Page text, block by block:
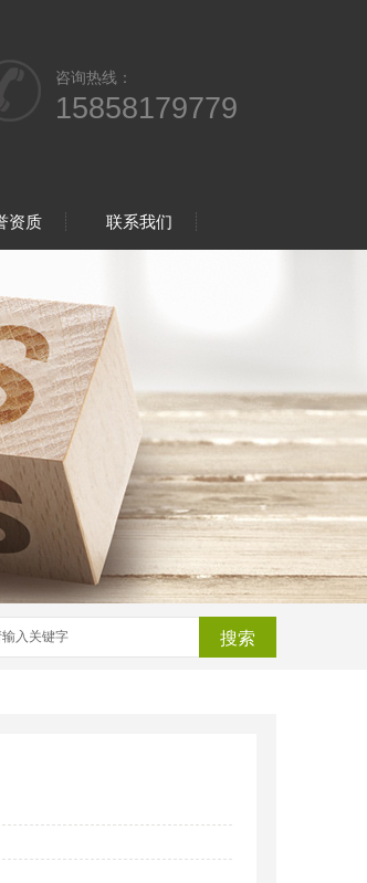
咨询热线：
15858179779
资质 联系我们
搜索